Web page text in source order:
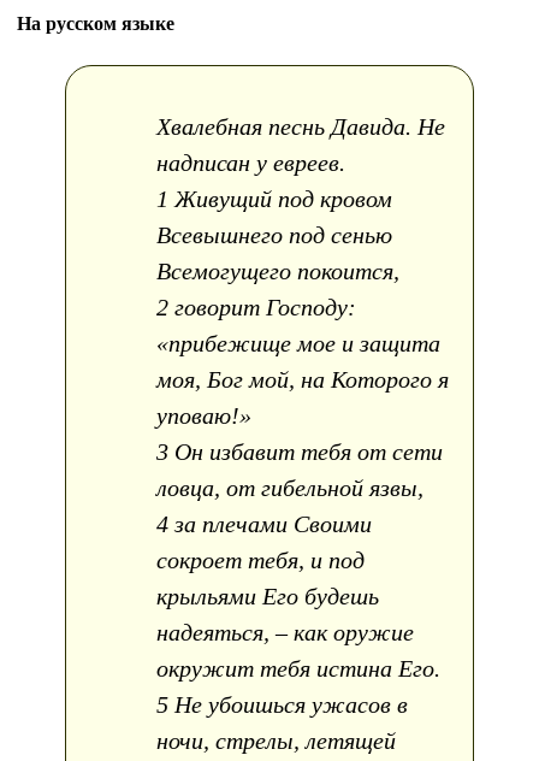
На русском языке
Хвалебная песнь Давида. Не
надписан у евреев.
1 Живущий под кровом
Всевышнего под сенью
Всемогущего покоится,
2 говорит Господу:
«прибежище мое и защита
моя, Бог мой, на Которого я
уповаю!»
3 Он избавит тебя от сети
ловца, от гибельной язвы,
4 за плечами Своими
сокроет тебя, и под
крыльями Его будешь
надеяться, – как оружие
окружит тебя истина Его.
5 Не убоишься ужасов в
ночи, стрелы, летящей